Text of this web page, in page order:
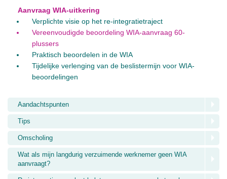
Aanvraag WIA-uitkering
Verplichte visie op het re-integratietraject
Vereenvoudigde beoordeling WIA-aanvraag 60-
plussers
Praktisch beoordelen in de WIA
Tijdelijke verlenging van de beslistermijn voor WIA-
beoordelingen
Aandachtspunten
Tips
Omscholing
Wat als mijn langdurig verzuimende werknemer geen WIA
aanvraagt?